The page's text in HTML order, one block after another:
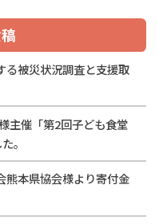
る被災状況調査と支援取
主催「第2回子ども食堂
。
熊本県協会様より寄付金